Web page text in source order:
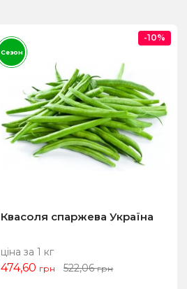
Квасоля спаржева Україна
ціна за 1 кг
474,60 грн 522,06грн
-10%
Сезон